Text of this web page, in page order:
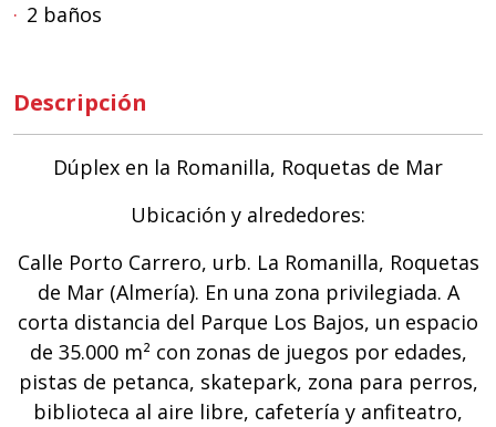
2 baños
Descripción
Dúplex en la Romanilla, Roquetas de Mar
Ubicación y alrededores:
Calle Porto Carrero, urb. La Romanilla, Roquetas
de Mar (Almería). En una zona privilegiada. A
corta distancia del Parque Los Bajos, un espacio
de 35.000 m² con zonas de juegos por edades,
pistas de petanca, skatepark, zona para perros,
biblioteca al aire libre, cafetería y anfiteatro,